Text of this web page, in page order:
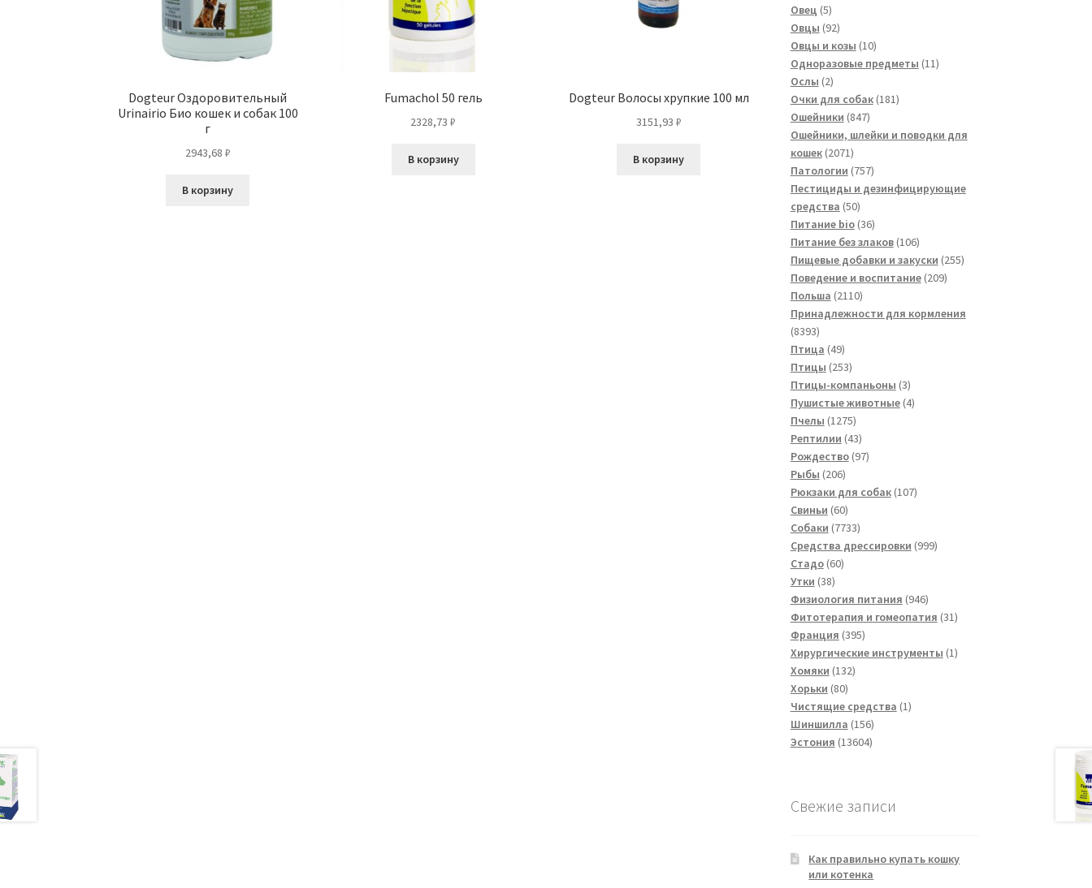
Dogteur Оздоровительный
Urinairio Био кошек и собак 100
г
2943,68 ₽
В корзину
Fumachol 50 гель
2328,73₽
В корзину
Dogteur Волосы хрупкие 100 мл
3151,93 ₽
В корзину
Овец 55
товаров
Овцы 9292
товара
Овцы и козы 1010
товаров
Одноразовые предметы 1111
Ослы 22
товара
Очки для собак 181181
Ошейники 847847
товаров
Ошейники, шлейки и поводки для
кошек 20712071
товар
Патологии 757757
товаров
Пестициды и дезинфицирующие
средства 5050
товаров
Питание bio 3636
товаров
Питание без злаков 106106
товаров
Пищевые добавки и закуски 255255
Поведение и воспитание 209209
Польша 21102110
товаров
Принадлежности для кормления
83938393
товара
Птица 4949
товаров
Птицы 253253
товара
Птицы-компаньоны 33
товара
Пушистые животные 44
Пчелы 12751275
товаров
Рептилии 4343
товара
Рождество 9797
Рыбы 206206
товаров
Рюкзаки для собак 107107
Свиньи 6060
товаров
Собаки 77337733
товара
Средства дрессировки 999999
Стадо 6060
Утки 3838
товаров
Физиология питания 946946
товаров
Фитотерапия и гомеопатия 3131
Франция 395395
товаров
Хирургические инструменты 11
Хомяки 132132
Хорьки 8080
товаров
Чистящие средства 11
Шиншилла 156156
товаров
Эстония 1360413604
Свежие записи
Как правильно купать кошку
или котенка